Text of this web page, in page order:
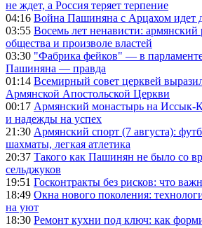
не ждет, а Россия теряет терпение
04:16 Война Пашиняна с Арцахом идет
03:55 Восемь лет ненависти: армянский
общества и произволе властей
03:30 "Фабрика фейков" — в
Пашиняна — правда
01:14 Всемирный совет церквей
Армянской Апостольской Церкви
00:17 Армянский монастырь на Иссык-
и надежды на успех
21:30 Армянский спорт (7 августа):
шахматы, легкая атлетика
20:37 Такого как Пашинян не было со
сельджуков
19:51 Госконтракты без рисков: что
18:49 Окна нового поколения:
на уют
18:30 Ремонт кухни под ключ: как